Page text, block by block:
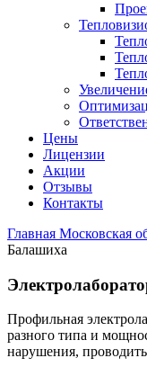
Цены
Лицензии
Акции
Отзывы
Контакты
Главная Московская
Балашиха
Профильная
разного типа и
нарушения,